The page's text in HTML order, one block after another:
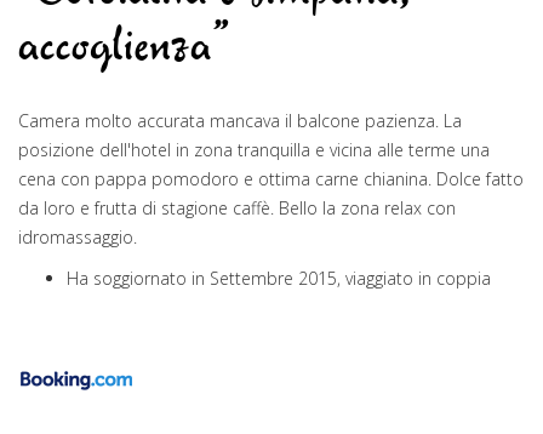
accoglienza”
Camera molto accurata mancava il balcone pazienza. La
posizione dell'hotel in zona tranquilla e vicina alle terme una
cena con pappa pomodoro e ottima carne chianina. Dolce fatto
da loro e frutta di stagione caffè. Bello la zona relax con
idromassaggio.
Ha soggiornato in Settembre 2015, viaggiato in coppia